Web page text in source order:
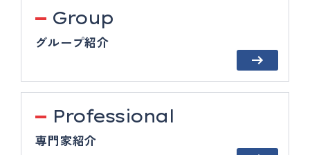
Group
グループ紹介
Professional
専門家紹介